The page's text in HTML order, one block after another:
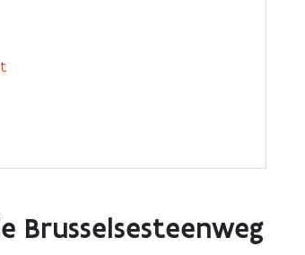
Brusselsesteenweg